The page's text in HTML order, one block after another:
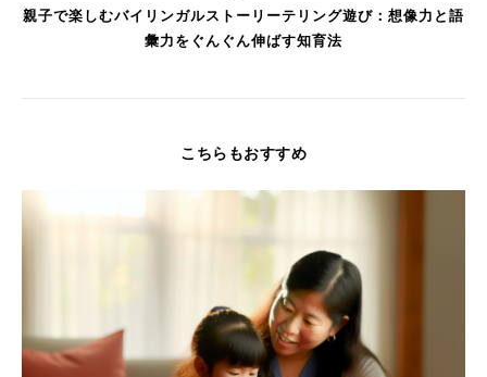
親子で楽しむバイリンガルストーリーテリング遊び：想像力と語
彙力をぐんぐん伸ばす知育法
こちらもおすすめ